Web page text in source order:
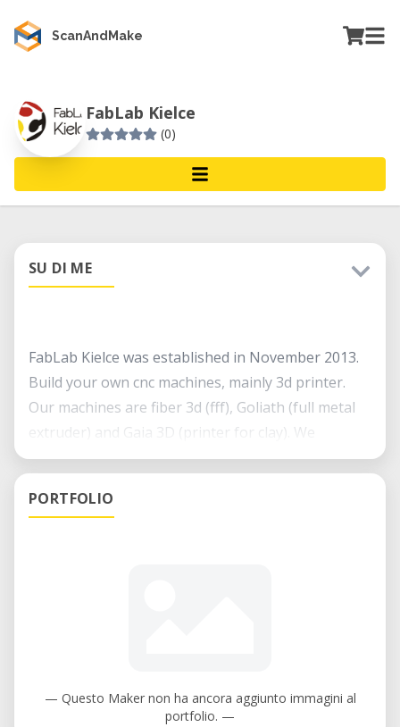
ScanAndMake
FabLab Kielce
(0)
SU DI ME
FabLab Kielce was established in November 2013.
Build your own cnc machines, mainly 3d printer.
Our machines are fiber 3d (fff), Goliath (full metal
extruder) and Gaia 3D (printer for clay). We
organize the biggest event of the 3D printing in
PORTFOLIO
— Questo Maker non ha ancora aggiunto immagini al
portfolio. —